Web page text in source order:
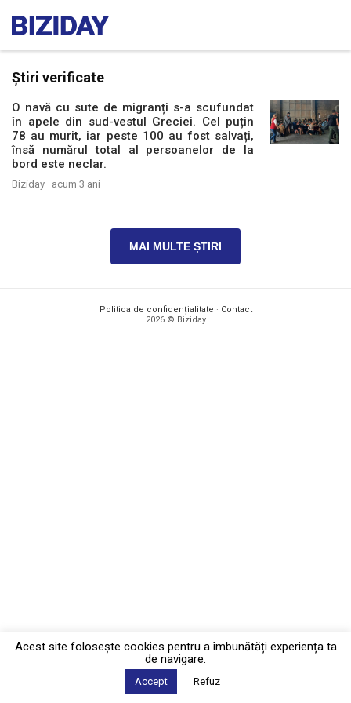
Știri verificate
O navă cu sute de migranți s-a scufundat
în apele din sud-vestul Greciei. Cel puțin
78 au murit, iar peste 100 au fost salvați,
însă numărul total al persoanelor de la
bord este neclar.
Biziday · acum 3 ani
MAI MULTE ȘTIRI
Politica de confidențialitate · Contact
2026 © Biziday
Acest site foloseşte cookies pentru a îmbunătăți experiența ta
de navigare.
Accept Refuz